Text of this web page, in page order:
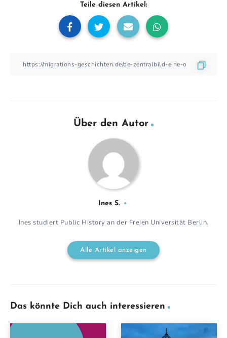
Teile diesen Artikel:
Über den Autor
Ines S.
Ines studiert Public History an der Freien Universität Berlin.
Alle Artikel anzeigen
Das könnte Dich auch interessieren